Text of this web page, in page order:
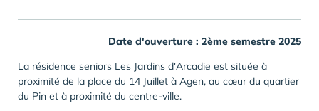
Date d'ouverture : 2ème semestre 2025
La résidence seniors Les Jardins d'Arcadie est située à
proximité de la place du 14 Juillet à Agen, au cœur du quartier
du Pin et à proximité du centre-ville.